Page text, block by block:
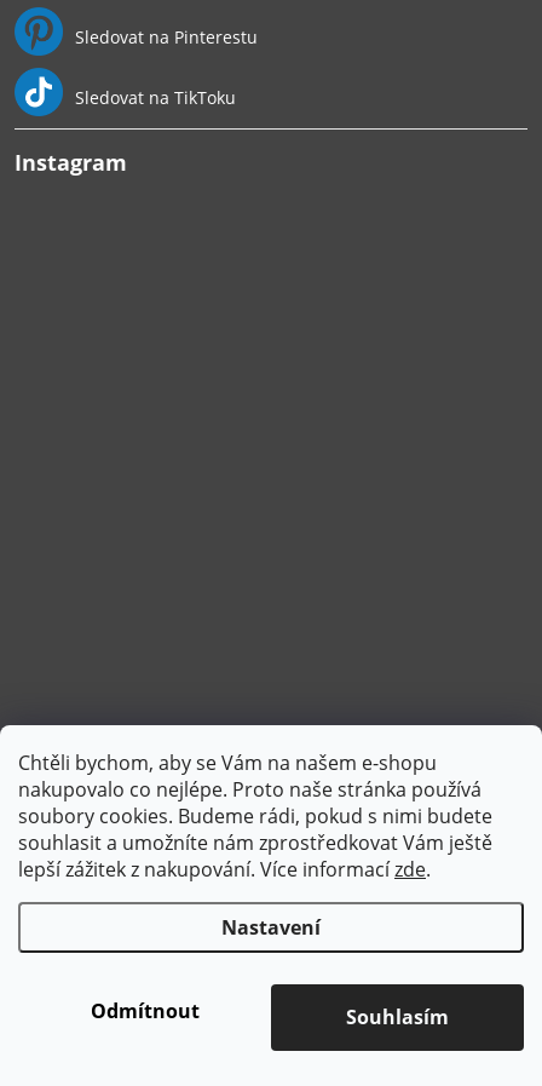
Chtěli bychom, aby se Vám na našem e-shopu
nakupovalo co nejlépe. Proto naše stránka používá
soubory cookies. Budeme rádi, pokud s nimi budete
souhlasit a umožníte nám zprostředkovat Vám ještě
lepší zážitek z nakupování. Více informacízde.
Nastavení
Odmítnout Souhlasím
Sledovat na Pinterestu
Sledovat na TikToku
Instagram
Sledovat na Instagramu
Copyright 2026Brotex | Kvalitní bytový textil. Všechna práva
Upravit nastavení cookies